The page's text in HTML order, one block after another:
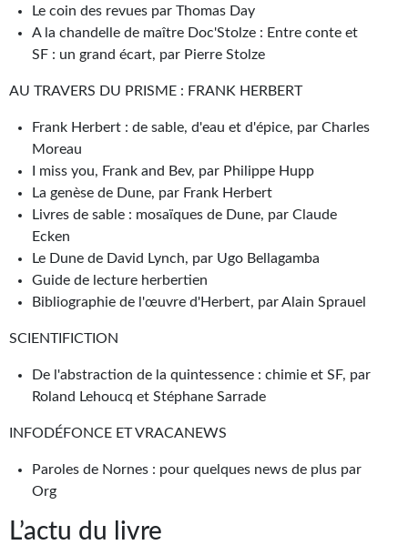
Journal d'un homme des bois
FORUMS
CONTACT
Nous contacter
F.A.Q.
Soumettre un manuscrit
Support technique
Le coin des revues par Thomas Day
A la chandelle de maître Doc'Stolze : Entre conte et
SF : un grand écart, par Pierre Stolze
AU TRAVERS DU PRISME : FRANK HERBERT
Frank Herbert : de sable, d'eau et d'épice, par Charles
Moreau
I miss you, Frank and Bev, par Philippe Hupp
La genèse de Dune, par Frank Herbert
Livres de sable : mosaïques de Dune, par Claude
Ecken
Le Dune de David Lynch, par Ugo Bellagamba
Guide de lecture herbertien
Bibliographie de l'œuvre d'Herbert, par Alain Sprauel
SCIENTIFICTION
De l'abstraction de la quintessence : chimie et SF, par
Roland Lehoucq et Stéphane Sarrade
INFODÉFONCE ET VRACANEWS
Paroles de Nornes : pour quelques news de plus par
Org
L’actu du livre